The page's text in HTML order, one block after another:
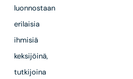
luonnostaan
erilaisia
ihmisiä
keksijöinä,
tutkijoina